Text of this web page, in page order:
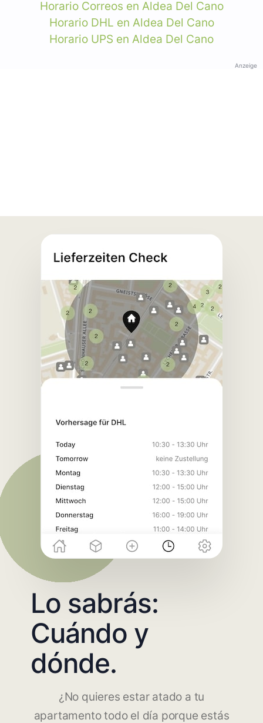
Horario Correos en Aldea Del Cano
Horario DHL en Aldea Del Cano
Horario UPS en Aldea Del Cano
Anzeige
Lo sabrás:
Cuándo y
dónde.
¿No quieres estar atado a tu
apartamento todo el día porque estás